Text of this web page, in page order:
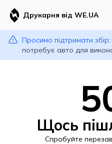
Друкарня від WE.UA
Просимо підтримати збір:
потребує авто для
Щось
Спробуйте